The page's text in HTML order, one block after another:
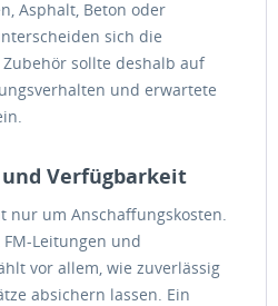
Asphalt, Beton oder
sich die
sollte deshalb auf
und erwartete
Verfügbarkeit
nur um Anschaffungskosten.
Leitungen und
vor allem, wie zuverlässig
absichern lassen. Ein